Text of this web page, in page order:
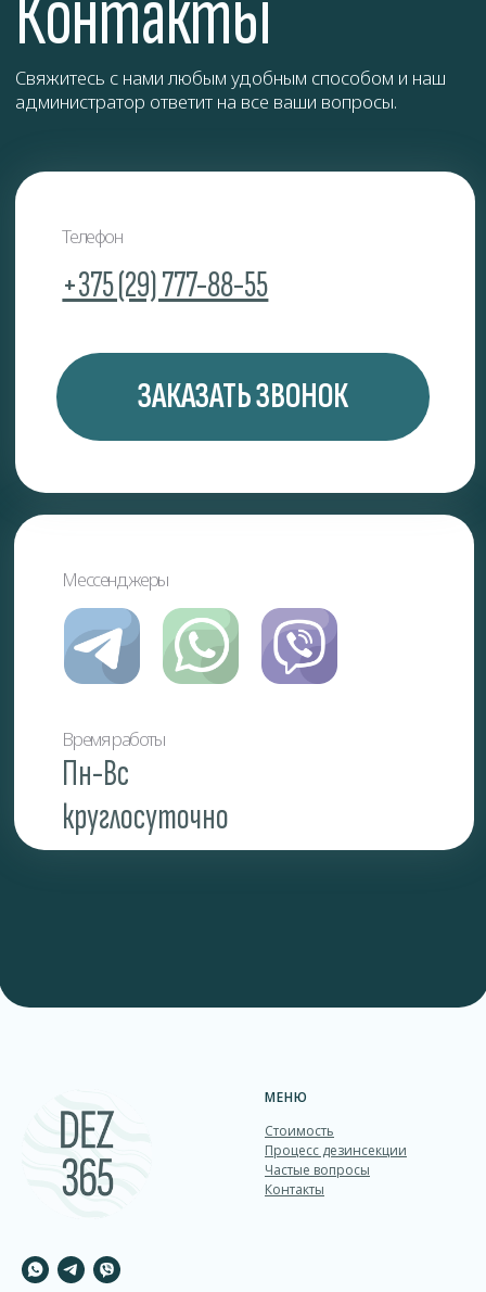
МЕНЮ
Стоимость
Процесс дезинcекции
Частые вопросы
Контакты